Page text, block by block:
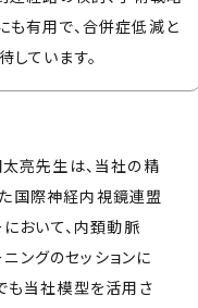
も有用で、合併症低減と
ています。
亮先生は、当社の精
国際神経内視鏡連盟
において、内頚動脈
ングのセッションに
も当社模型を活用さ